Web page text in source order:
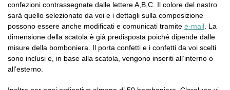
confezioni contrassegnate dalle lettere A,B,C. Il colore del nastro
sarà quello selezionato da voi e i dettagli sulla composizione
possono essere anche modificati e comunicati tramite e-mail. La
dimensione della scatola è già predisposta poiché dipende dalle
misure della bomboniera. Il porta confetti e i confetti da voi scelti
sono inclusi e, in base alla scatola, vengono inseriti all’interno o
all’esterno.